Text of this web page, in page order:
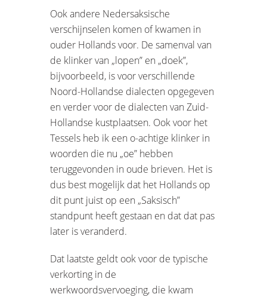
Ook andere Nedersaksische
verschijnselen komen of kwamen in
ouder Hollands voor. De samenval van
de klinker van „lopen” en „doek”,
bijvoorbeeld, is voor verschillende
Noord-Hollandse dialecten opgegeven
en verder voor de dialecten van Zuid-
Hollandse kustplaatsen. Ook voor het
Tessels heb ik een o-achtige klinker in
woorden die nu „oe” hebben
teruggevonden in oude brieven. Het is
dus best mogelijk dat het Hollands op
dit punt juist op een „Saksisch”
standpunt heeft gestaan en dat dat pas
later is veranderd.
Dat laatste geldt ook voor de typische
verkorting in de
werkwoordsvervoeging, die kwam